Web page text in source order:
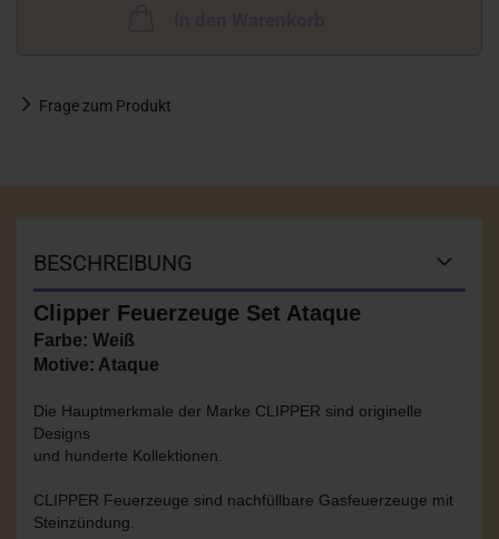
Frage zum Produkt
BESCHREIBUNG
Clipper Feuerzeuge Set Ataque
Farbe: Weiß
Motive: Ataque
Die Hauptmerkmale der Marke CLIPPER sind originelle
Designs
und hunderte Kollektionen.
CLIPPER Feuerzeuge sind nachfüllbare Gasfeuerzeuge mit
Steinzündung.